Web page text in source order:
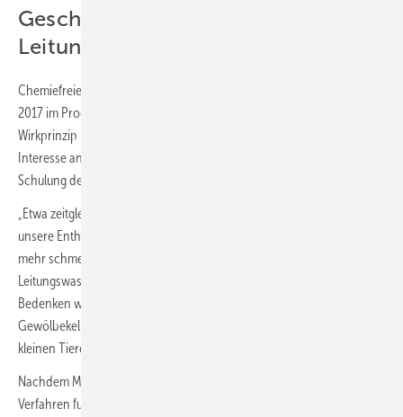
Geschmackserlebnis
Leitungswasser
Chemiefreie Kalkschutzanlagen hat der SHK-Betrieb jetzt schon seit
2017 im Programm. Aufmerksam wurde Mittendorff auf das moderne
Wirkprinzip über den Großhandel. Es gab dort einen Infotag, der sein
Interesse an dem Produkt weckte. Im Anschluss daran hat er eine
Schulung des Herstellers Watercryst besucht.
„Etwa zeitgleich hatten wir zu Hause die Entscheidung getroffen,
unsere Enthärtungsanlage zu deinstallieren, weil uns das Wasser nicht
mehr schmeckte. Meine Frau und ich trinken viel und gerne
Leitungswasser“, ergänzt der SHK-Fachmann. „Außerdem hatten wir
Bedenken wegen der Trinkwasserhygiene. Wir haben einen alten
Gewölbekeller, in dem es auch Kellerasseln gibt. Leider haben wir die
kleinen Tiere immer wieder in unserem Solebehälter gefunden.“
Nachdem Mittendorff davon überzeugt war, dass das chemiefreie
Verfahren funktioniert, installierte er zu Hause eine Kalkschutzanlage